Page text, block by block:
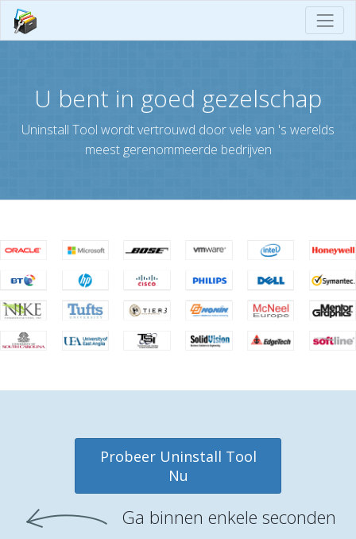
U bent in goed gezelschap
Uninstall Tool wordt vertrouwd door vele van 's werelds
meest gerenommeerde bedrijven
Probeer Uninstall Tool
Nu
Ga binnen enkele seconden